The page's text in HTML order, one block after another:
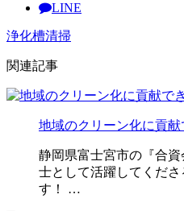
LINE
浄化槽清掃
関連記事
地域のクリーン化に貢
静岡県富士宮市の『合
士として活躍してくだ
す！ …